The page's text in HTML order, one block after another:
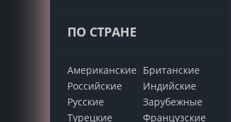
ПО СТРАНЕ
Американские Британские
Российские
Индийские
Русские
Зарубежные
Турецкие
Французские